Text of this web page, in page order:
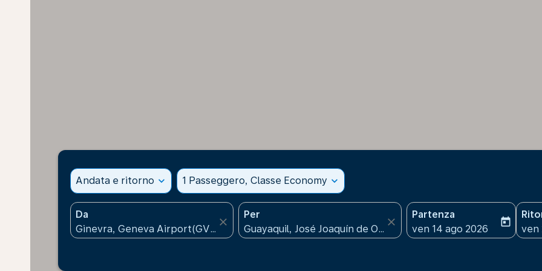
Andata e ritorno expand_more 1 Passeggero, Classe Economy expand_more
Da
close
Per
close
Partenza
fc-booking-departure-
ven 14 ago 2026
today
fc-
ven